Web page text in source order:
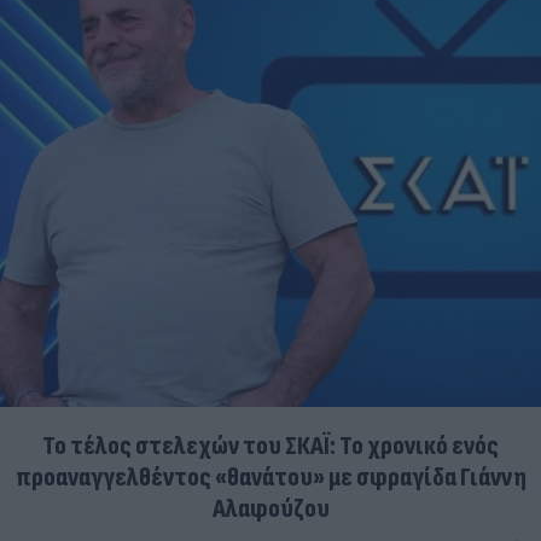
Το τέλος στελεχών του ΣΚΑΪ: Το χρονικό ενός
προαναγγελθέντος «θανάτου» με σφραγίδα Γιάννη
Αλαφούζου